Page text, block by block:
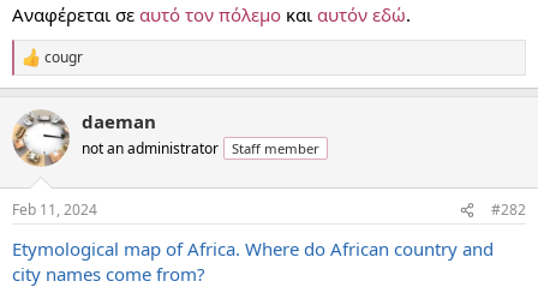
e
r
Αναφέρεται σε αυτό τον πόλεμο και αυτόν εδώ.
R
e
c
t
i
s
cougr
daeman
not an administrator Staff member
Feb 11, 2024 #282
Etymological map of Africa. Where do African country and
city names come from?